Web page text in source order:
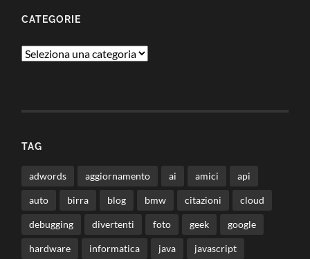
CATEGORIE
Categorie
TAG
adwords aggiornamento ai amici api
auto birra blog bmw citazioni cloud
debugging divertenti foto geek google
hardware informatica java javascript